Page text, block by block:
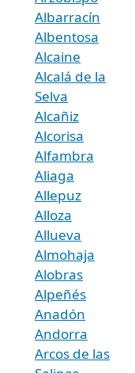
Albarracín
Albentosa
Alcaine
Alcalá de la
Selva
Alcañiz
Alcorisa
Alfambra
Aliaga
Allepuz
Alloza
Allueva
Almohaja
Alobras
Alpeñés
Anadón
Andorra
Arcos de las